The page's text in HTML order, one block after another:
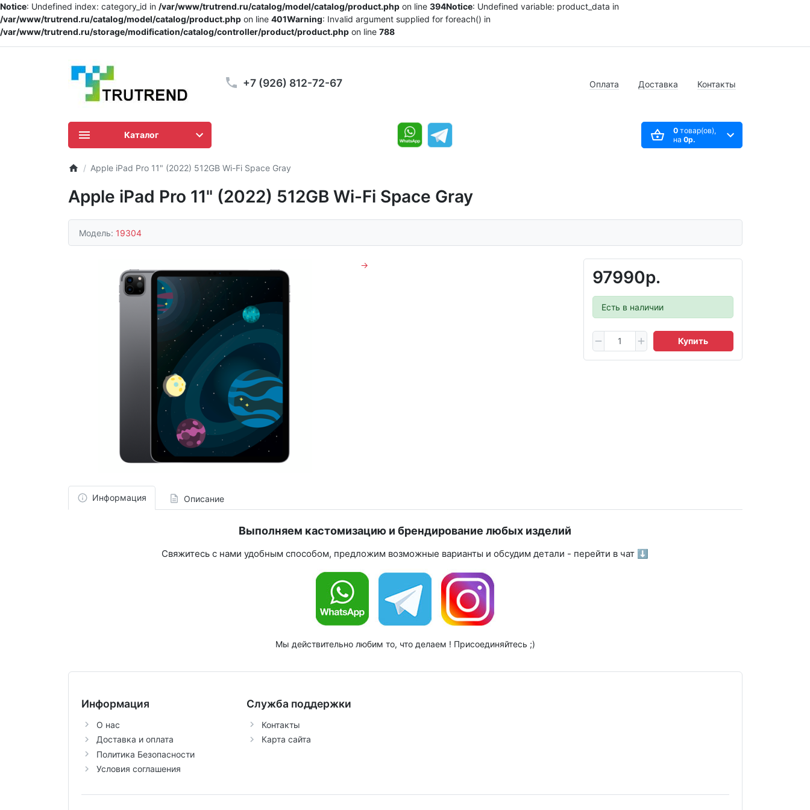
Notice: Undefined index: category_id in /var/www/trutrend.ru/catalog/model/catalog/product.php on line 394Notice: Undefined variable: product_data in
/var/www/trutrend.ru/catalog/model/catalog/product.php on line 401Warning: Invalid argument supplied for foreach() in
/var/www/trutrend.ru/storage/modification/catalog/controller/product/product.php on line 788
+7 (926) 812-72-67 Оплата Доставка Контакты
0товар(ов),
на 0р.
Каталог
Apple iPad Pro 11" (2022) 512GB Wi-Fi Space Gray
Apple iPad Pro 11" (2022) 512GB Wi-Fi Space Gray
Модель: 19304
97990р.
Есть в наличии
Купить
→
Информация Описание
Выполняем кастомизацию и брендирование любых изделий
Свяжитесь с нами удобным способом, предложим возможные варианты и обсудим детали - перейти в чат ⬇
Мы действительно любим то, что делаем ! Присоединяйтесь ;)
Информация
О нас
Доставка и оплата
Политика Безопасности
Условия соглашения
Служба поддержки
Контакты
Карта сайта